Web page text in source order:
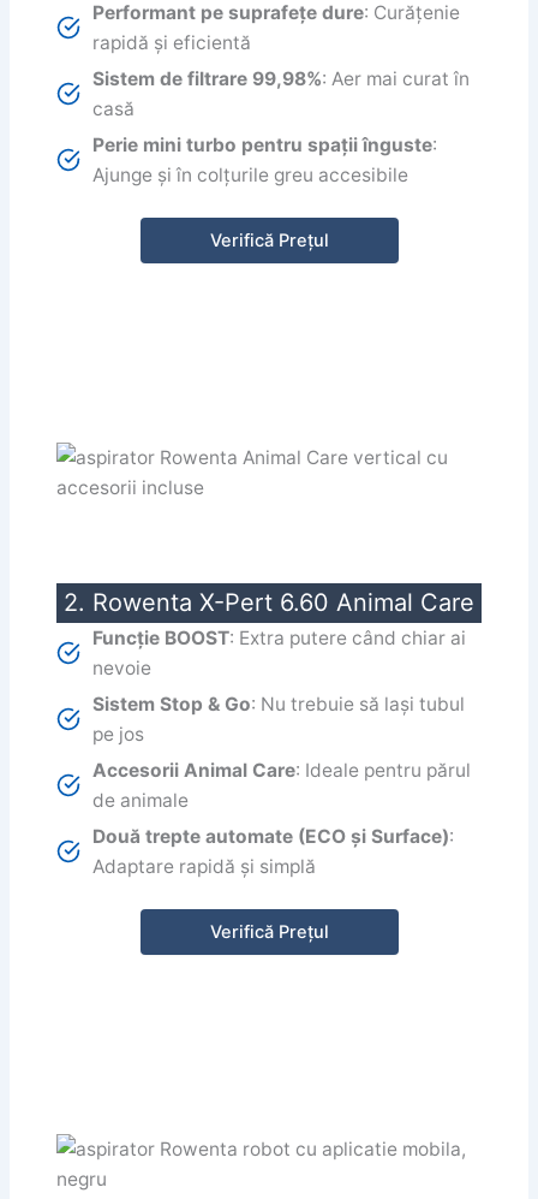
Performant pe suprafețe dure: Curățenie
rapidă și eficientă
Sistem de filtrare 99,98%: Aer mai curat în
casă
Perie mini turbo pentru spații înguste:
Ajunge și în colțurile greu accesibile
Verifică Prețul
2. Rowenta X-Pert 6.60 Animal Care
Funcție BOOST: Extra putere când chiar ai
nevoie
Sistem Stop & Go: Nu trebuie să lași tubul
pe jos
Accesorii Animal Care: Ideale pentru părul
de animale
Două trepte automate (ECO și Surface):
Adaptare rapidă și simplă
Verifică Prețul